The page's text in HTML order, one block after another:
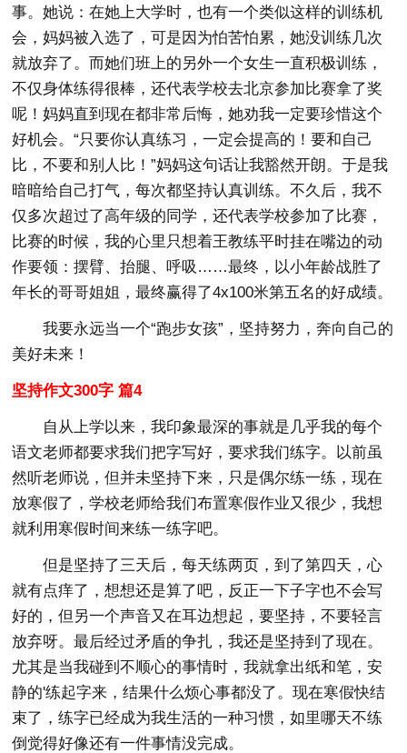
事。她说：在她上大学时，也有一个类似这样的训练机
会，妈妈被入选了，可是因为怕苦怕累，她没训练几次
就放弃了。而她们班上的另外一个女生一直积极训练，
不仅身体练得很棒，还代表学校去北京参加比赛拿了奖
呢！妈妈直到现在都非常后悔，她劝我一定要珍惜这个
好机会。“只要你认真练习，一定会提高的！要和自己
比，不要和别人比！”妈妈这句话让我豁然开朗。于是我
暗暗给自己打气，每次都坚持认真训练。不久后，我不
仅多次超过了高年级的同学，还代表学校参加了比赛，
比赛的时候，我的心里只想着王教练平时挂在嘴边的动
作要领：摆臂、抬腿、呼吸……最终，以小年龄战胜了
年长的哥哥姐姐，最终赢得了4х100米第五名的好成绩。
我要永远当一个“跑步女孩”，坚持努力，奔向自己的
美好未来！
坚持作文300字 篇4
自从上学以来，我印象最深的事就是几乎我的每个
语文老师都要求我们把字写好，要求我们练字。以前虽
然听老师说，但并未坚持下来，只是偶尔练一练，现在
放寒假了，学校老师给我们布置寒假作业又很少，我想
就利用寒假时间来练一练字吧。
但是坚持了三天后，每天练两页，到了第四天，心
就有点痒了，想想还是算了吧，反正一下子字也不会写
好的，但另一个声音又在耳边想起，要坚持，不要轻言
放弃呀。最后经过矛盾的争扎，我还是坚持到了现在。
尤其是当我碰到不顺心的事情时，我就拿出纸和笔，安
静的'练起字来，结果什么烦心事都没了。现在寒假快结
束了，练字已经成为我生活的一种习惯，如里哪天不练
倒觉得好像还有一件事情没完成。